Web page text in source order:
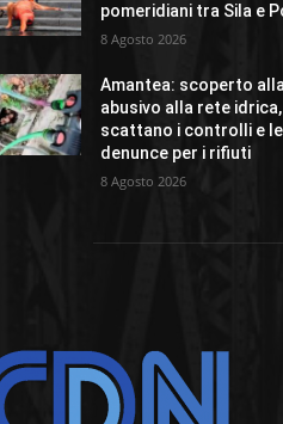
pomeridiani tra Sila e
8 Agosto 2026
Amantea: scoperto
abusivo alla rete idrica,
scattano i controlli e le
denunce per i rifiuti
8 Agosto 2026